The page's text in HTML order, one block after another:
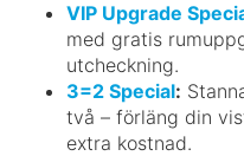
VIP Upgrade
med gratis
utcheckning.
3=2 Special:
två – förläng din
extra kostnad.